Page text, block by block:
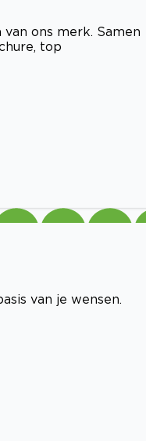
ons merk. Samen
top
van je wensen.